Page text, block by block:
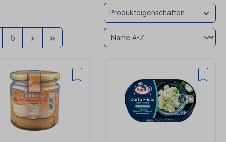
Produkteigenschaften
5 WeiterZur
letzten